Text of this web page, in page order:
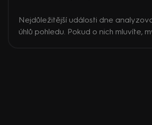
Nejdůležitější události dne
úhlů pohledu. Pokud o nich mluvíte,